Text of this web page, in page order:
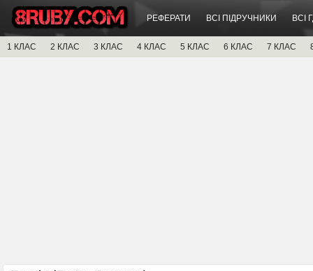
РЕФЕРАТИ ВСІ ПІДРУЧНИКИ ВСІ
1 КЛАС 2 КЛАС 3 КЛАС 4 КЛАС 5 КЛАС 6 КЛАС 7 КЛАС